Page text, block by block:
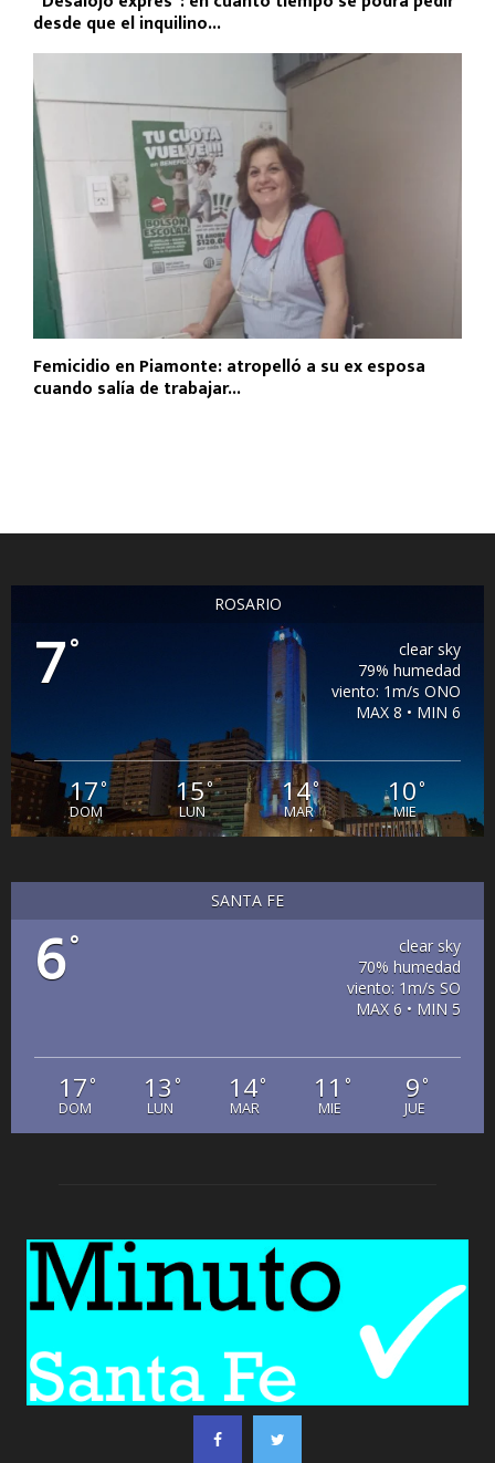
desde que el inquilino...
Femicidio en Piamonte: atropelló a su ex esposa
cuando salía de trabajar...
ROSARIO
7°
clear sky
79% humedad
viento: 1m/s ONO
MAX 8 • MIN 6
17°
DOM
15°
LUN
14°
MAR
10°
MIE
SANTA FE
6°
clear sky
70% humedad
viento: 1m/s SO
MAX 6 • MIN 5
17°
DOM
13 °
LUN
14°
MAR
11 °
MIE
9°
JUE